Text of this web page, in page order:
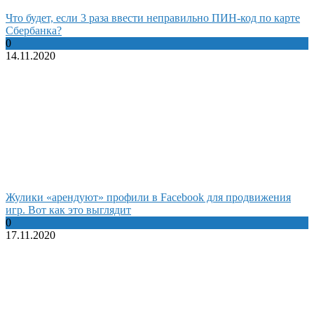
Что будет, если 3 раза ввести неправильно ПИН-код по карте
Сбербанка?
0
14.11.2020
Жулики «арендуют» профили в Facebook для продвижения
игр. Вот как это выглядит
0
17.11.2020